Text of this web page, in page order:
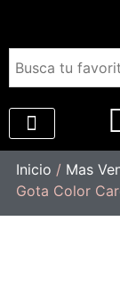
Inicio / Mas
Gota Color